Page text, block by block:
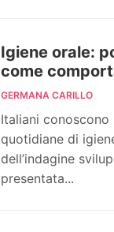
Igiene orale:
come
GERMANA CARILLO
Italiani
quotidiane di
dell’indagine
presentata...